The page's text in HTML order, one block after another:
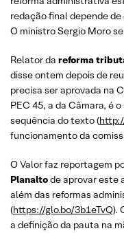
redação final depende
O ministro Sergio Moro
Relator da reforma
disse ontem depois de
precisa ser aprovada na
PEC 45, a da Câmara, é
sequência do texto (
funcionamento da
O Valor faz reportagem
Planaltode aprovar este
além das reformas
(https://glo.bo/3b1eTvQ).
a definição da pauta na